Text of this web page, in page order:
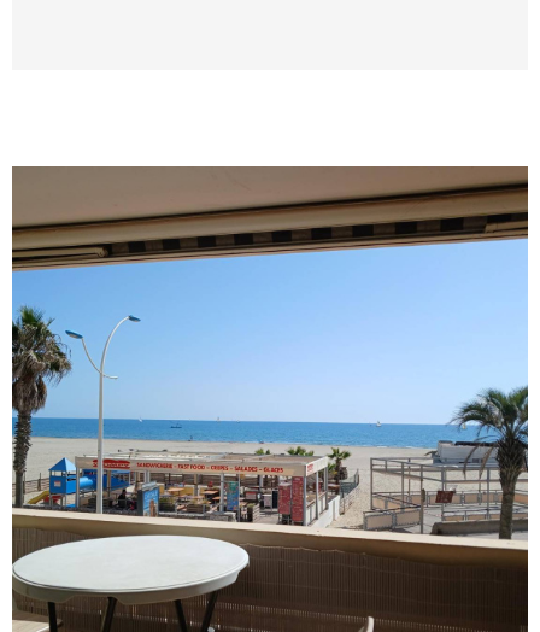
VOIR LE BIEN